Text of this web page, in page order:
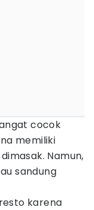
cocok
memiliki
Namun,
sandung
karena